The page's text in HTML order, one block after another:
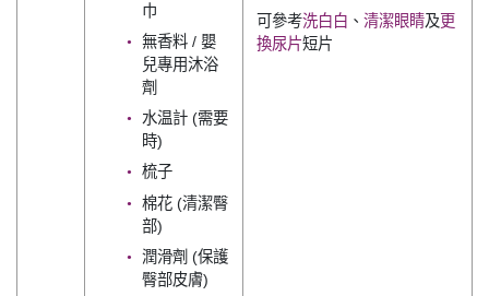
巾
無香料 / 嬰
兒專用沐浴
劑
水温計 (需要
時)
梳子
棉花 (清潔臀
部)
潤滑劑 (保護
臀部皮膚)
可參考洗白白 、 清潔眼睛及更
換尿片短片